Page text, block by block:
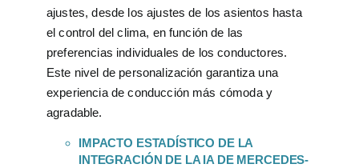
ajustes, desde los ajustes de los asientos hasta
el control del clima, en función de las
preferencias individuales de los conductores.
Este nivel de personalización garantiza una
experiencia de conducción más cómoda y
agradable.
IMPACTO ESTADÍSTICO DE LA
INTEGRACIÓN DE LA IA DE MERCEDES-